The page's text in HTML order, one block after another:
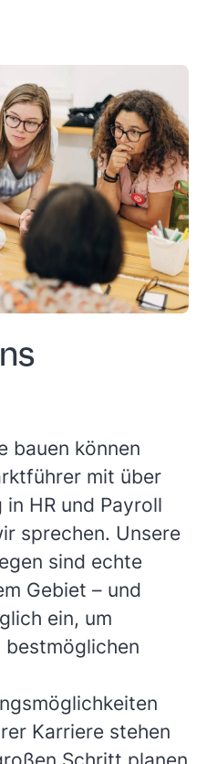
bauen können
mit über
HR und Payroll
sprechen. Unsere
sind echte
Gebiet – und
ein, um
bestmöglichen
Karriere stehen